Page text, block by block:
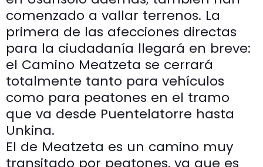
comenzado a vallar terrenos. La
primera de las afecciones directas
para la ciudadanía llegará en breve:
el Camino Meatzeta se cerrará
totalmente tanto para vehículos
como para peatones en el tramo
que va desde Puentelatorre hasta
Unkina.
El de Meatzeta es un camino muy
transitado por peatones, ya que es